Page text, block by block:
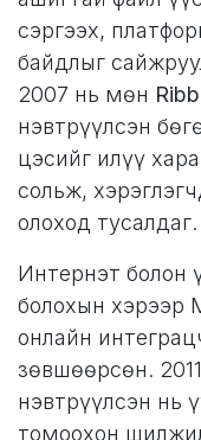
сэргээх,
байдлыг
2007 нь мөн
нэвтрүүлсэн
цэсийг илүү
сольж,
олоход тусалдаг.
Интернэт болон
болохын хэрээр
онлайн
зөвшөөрсөн.
нэвтрүүлсэн нь
томоохон